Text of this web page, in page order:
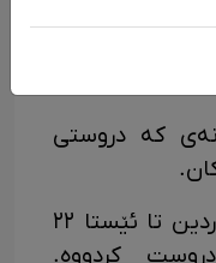
دایە من
ئەمە بەڕاستی
کە دروستی
ئەو هونەرمەندەی خەڵکی ماردین تا ئێستا ٢٢
کردووە.